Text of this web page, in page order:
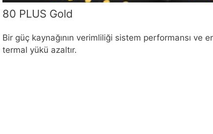
80 PLUS Gold
Bir güç kaynağının verimliliği sistem performansı
termal yükü azaltır.